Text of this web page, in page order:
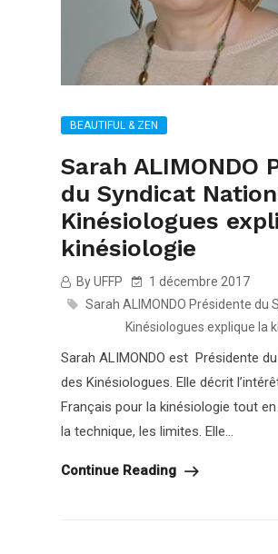
BEAUTIFUL & ZEN
Sarah ALIMONDO
du Syndicat
Kinésiologues
kinésiologie
By UFFP
1 décembre 2017
Sarah ALIMONDO Présidente du
Kinésiologues explique la
Sarah ALIMONDO est Présidente
des Kinésiologues. Elle décrit
Français pour la kinésiologie tout
la technique, les limites. Elle...
Continue Reading